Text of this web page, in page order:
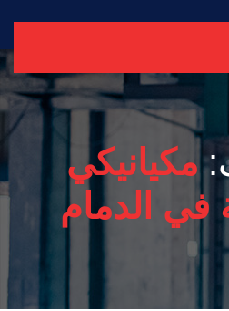
مكيانيكي
في الدمام